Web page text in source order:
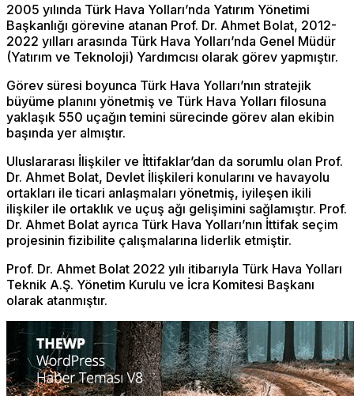
2005 yılında Türk Hava Yolları’nda Yatırım Yönetimi
Başkanlığı görevine atanan Prof. Dr. Ahmet Bolat, 2012-
2022 yılları arasında Türk Hava Yolları’nda Genel Müdür
(Yatırım ve Teknoloji) Yardımcısı olarak görev yapmıştır.
Görev süresi boyunca Türk Hava Yolları’nın stratejik
büyüme planını yönetmiş ve Türk Hava Yolları filosuna
yaklaşık 550 uçağın temini sürecinde görev alan ekibin
başında yer almıştır.
Uluslararası İlişkiler ve İttifaklar’dan da sorumlu olan Prof.
Dr. Ahmet Bolat, Devlet İlişkileri konularını ve havayolu
ortakları ile ticari anlaşmaları yönetmiş, iyileşen ikili
ilişkiler ile ortaklık ve uçuş ağı gelişimini sağlamıştır. Prof.
Dr. Ahmet Bolat ayrıca Türk Hava Yolları’nın İttifak seçim
projesinin fizibilite çalışmalarına liderlik etmiştir.
Prof. Dr. Ahmet Bolat 2022 yılı itibarıyla Türk Hava Yolları
Teknik A.Ş. Yönetim Kurulu ve İcra Komitesi Başkanı
olarak atanmıştır.